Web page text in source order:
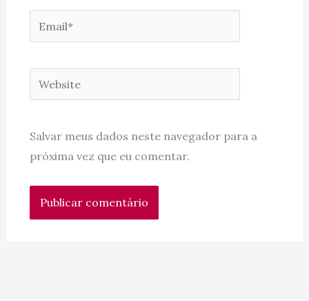
Email*
Website
Salvar meus dados neste navegador para a
próxima vez que eu comentar.